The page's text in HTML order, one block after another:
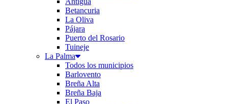
Betancuria
La Oliva
Pájara
Puerto del Rosario
Tuineje
La Palma
Todos los municipios
Barlovento
Breña Alta
Breña Baja
El Paso